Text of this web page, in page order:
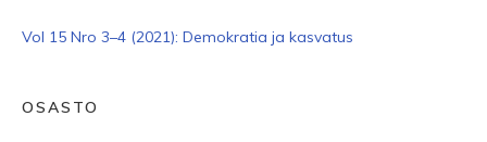
Vol 15 Nro 3–4 (2021): Demokratia ja kasvatus
OSASTO